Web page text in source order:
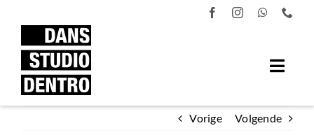
naar
inhoud
Vorige Volgende